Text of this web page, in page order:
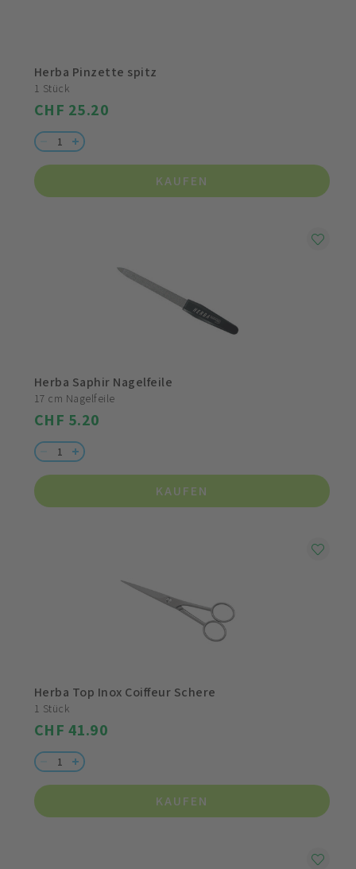
Herba Pinzette spitz
1 Stück
CHF 25.20
KAUFEN
Herba Saphir Nagelfeile
17 cm Nagelfeile
CHF 5.20
KAUFEN
Herba Top Inox Coiffeur Schere
1 Stück
CHF 41.90
KAUFEN